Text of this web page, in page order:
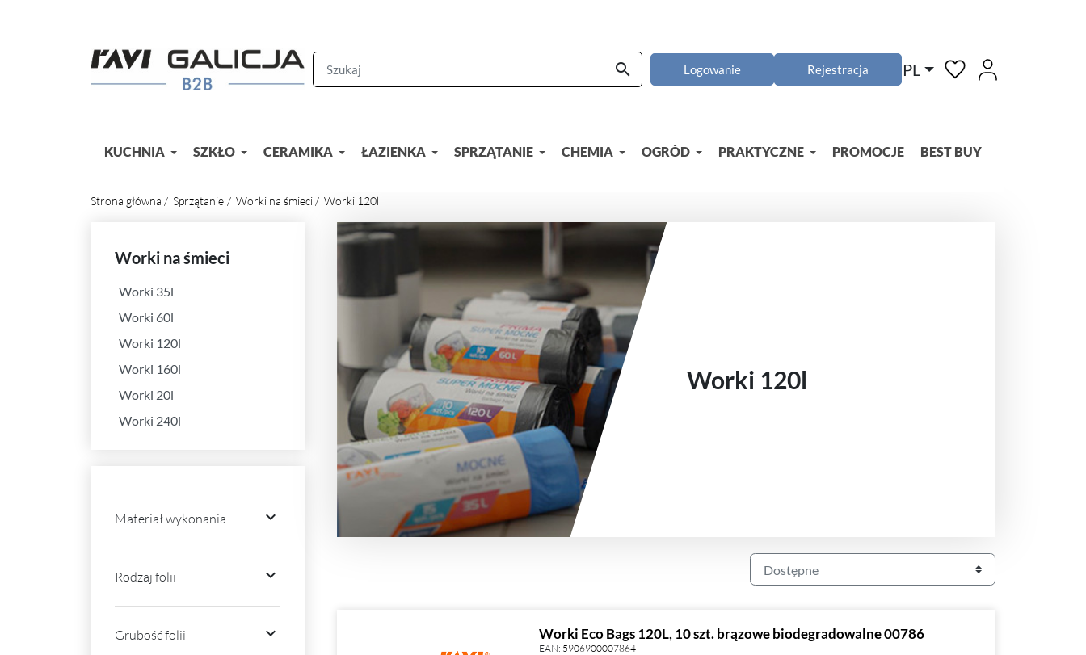
Logowanie Rejestracja PL
search
KUCHNIA SZKŁO CERAMIKA ŁAZIENKA SPRZĄTANIE CHEMIA OGRÓD PRAKTYCZNE PROMOCJE BEST BUY
Strona główna Sprzątanie Worki na śmieci Worki 120l
Worki na śmieci
Worki 35l
Worki 60l
Worki 120l
Worki 160l
Worki 20l
Worki 240l
Materiał wykonania 
Rodzaj folii 
Grubość folii 
Worki 120l
Worki Eco Bags 120L, 10 szt. brązowe biodegradowalne 00786
EAN: 5906900007864